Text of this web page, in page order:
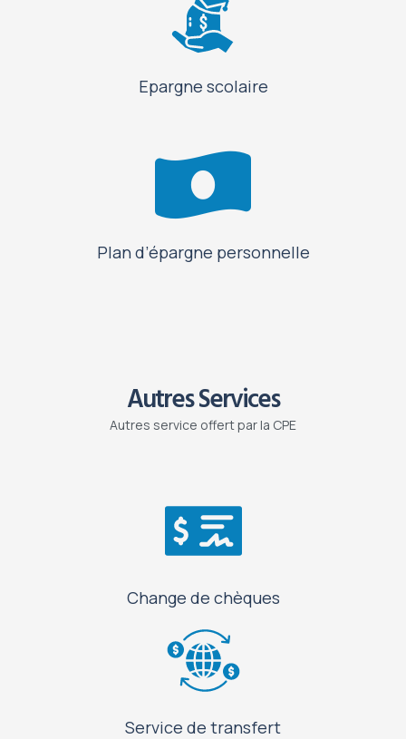
Epargne scolaire
Plan d’épargne personnelle
Autres Services
Autres service offert par la CPE
Change de chèques
Service de transfert